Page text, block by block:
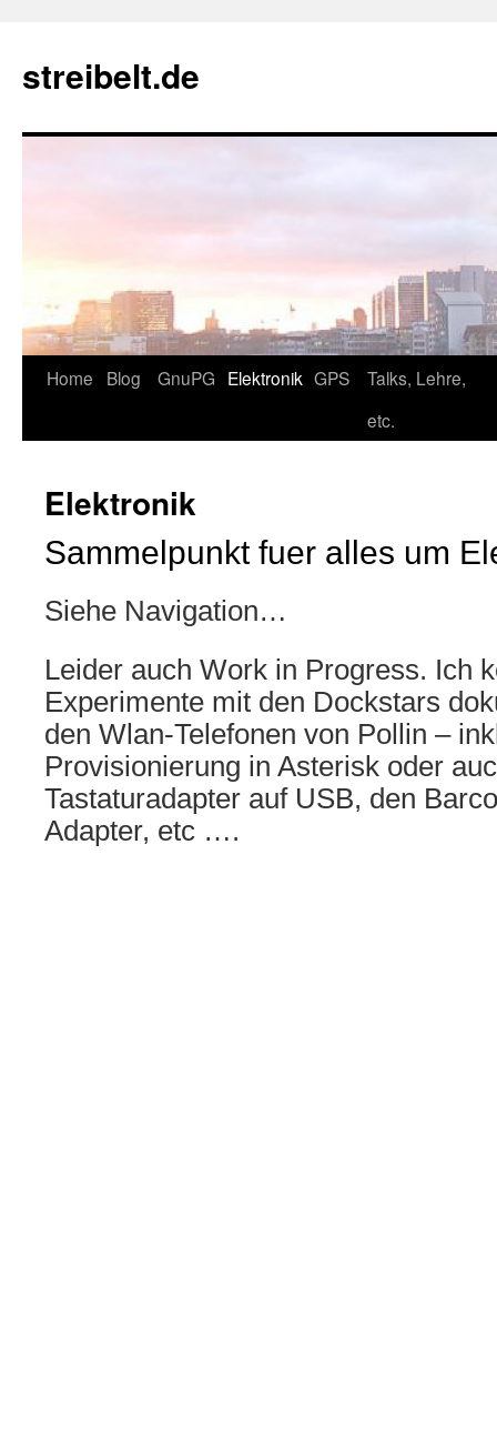
springen
streibelt.de
Home Blog GnuPG Elektronik GPS
Talks, Lehre,
etc.
Elektronik
Sammelpunkt fuer alles um
Siehe Navigation…
Leider auch Work in Progress. Ich
Experimente mit den Dockstars
den Wlan-Telefonen von Pollin –
Provisionierung in Asterisk oder
Tastaturadapter auf USB, den
Adapter, etc ….